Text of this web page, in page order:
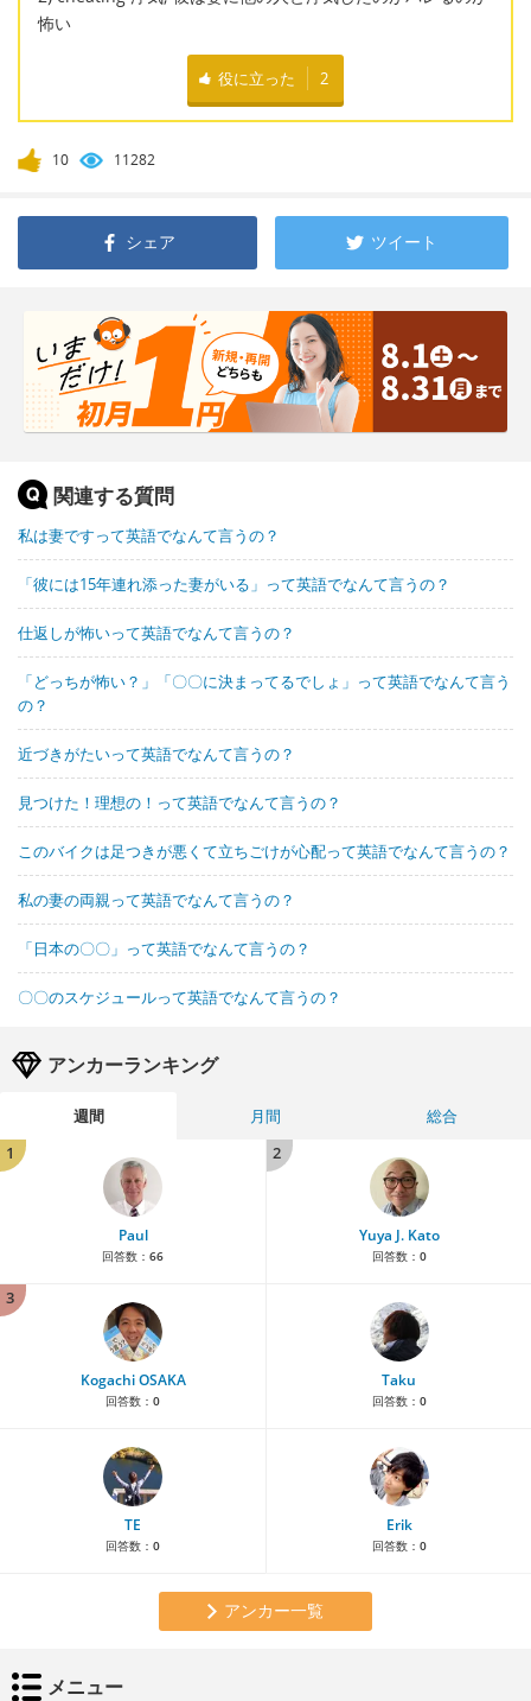
怖い
役に立った 2
10 11282
シェア ツイート
関連する質問
私は妻ですって英語でなんて言うの？
「彼には15年連れ添った妻がいる」って英語でなんて言うの？
仕返しが怖いって英語でなんて言うの？
「どっちが怖い？」「〇〇に決まってるでしょ」って英語でなんて言う
の？
近づきがたいって英語でなんて言うの？
見つけた！理想の！って英語でなんて言うの？
このバイクは足つきが悪くて立ちごけが心配って英語でなんて言うの？
私の妻の両親って英語でなんて言うの？
「日本の〇〇」って英語でなんて言うの？
〇〇のスケジュールって英語でなんて言うの？
アンカーランキング
週間 月間
総合
1
Paul
回答数： 66
2
Yuya J. Kato
回答数： 0
3
Kogachi OSAKA
回答数： 0
Taku
回答数： 0
TE
回答数： 0
Erik
回答数： 0
アンカー一覧
メニュー